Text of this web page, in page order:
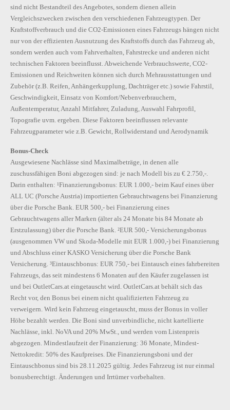
Netztrennwand
Pannenset
Parkscheinhalter
Radschrauben Standard
Rechtsverkehr
Rücksitzlehne 1/3 : 2/3 geteilt umlegbar
Rücksitzlehnen mit Fernentriegelung
Rückstrahler in den Türen vorne
Schaltung des DSG mittels Wippschalter
Scheibenbremsen vorn (Geomet D)
Scheibenbremsen vorne und hinten
Scheibenwaschdüsen vorne beheizbar
Schlüsselablagefach in der Mittelkonsole
Serviceanzeige 30000 km oder 2 Jahre ( variabel )
Servolenkung elektromechanisch
Servolenkung, geschwindigkeitsabhängig (Servotronic)
Spezielles Typschild für EG für M1-Pkw
Stabilisator vorn
Standard-Klimazonen
Start-Stop-System
Steckdose 12V im Gepäckraum
Steckdose 230V in der Mittelkonsole
Stoßfänger vorne mit Chromzierleiste
Tankklappenöffnung
Telefonvorbereitung für Handy
Teppich-Fußmatten
Tilgergewicht Lenkrad, XX HZ
Transportschutzfolie (Mindestschutz) mit zus.
sind nicht Bestandteil des Angebotes, sondern dienen allein
Vergleichszwecken zwischen den verschiedenen Fahrzeugtypen. Der
Kraftstoffverbrauch und die CO2-Emissionen eines Fahrzeugs hängen nicht
nur von der effizienten Ausnutzung des Kraftstoffs durch das Fahrzeug ab,
sondern werden auch vom Fahrverhalten, Fahrstrecke und anderen nicht
technischen Faktoren beeinflusst. Abweichende Verbrauchswerte, CO2-
Emissionen und Reichweiten können sich durch Mehrausstattungen und
Zubehör (z.B. Reifen, Anhängerkupplung, Dachträger etc.) sowie Fahrstil,
Geschwindigkeit, Einsatz von Komfort/Nebenverbrauchern,
Außentemperatur, Anzahl Mitfahrer, Zuladung, Auswahl Fahrprofil,
Topografie uvm. ergeben. Diese Faktoren beeinflussen relevante
Fahrzeugparameter wie z.B. Gewicht, Rollwiderstand und Aerodynamik
Bonus-Check
Ausgewiesene Nachlässe sind Maximalbeträge, in denen alle
zuschussfähigen Boni abgezogen sind: je nach Modell bis zu € 2.750,-.
Darin enthalten: ¹Finanzierungsbonus: EUR 1.000,- beim Kauf eines über
ALL UC (Porsche Austria) importierten Gebrauchtwagens bei Finanzierung
über die Porsche Bank. EUR 500,- bei Finanzierung eines
Gebrauchtwagens aller Marken (älter als 24 Monate bis 84 Monate ab
Erstzulassung) über die Porsche Bank. ²EUR 500,- Versicherungsbonus
(ausgenommen VW und Skoda-Modelle mit EUR 1.000,-) bei Finanzierung
und Abschluss einer KASKO Versicherung über die Porsche Bank
Versicherung. ³Eintauschbonus: EUR 750,- bei Eintausch eines fahrbereiten
Fahrzeugs, das seit mindestens 6 Monaten auf den Käufer zugelassen ist
und bei OutletCars.at eingetauscht wird. OutletCars.at behält sich das
Recht vor, den Bonus bei einem nicht qualifizierten Fahrzeug zu
verweigern. Wird kein Fahrzeug eingetauscht, muss der Bonus in voller
Höhe bezahlt werden. Die Boni sind unverbindliche, nicht kartellierte
Nachlässe, inkl. NoVA und 20% MwSt., und werden vom Listenpreis
abgezogen. Mindestlaufzeit der Finanzierung: 36 Monate, Mindest-
Nettokredit: 50% des Kaufpreises. Die Finanzierungsboni und der
Eintauschbonus sind bis 28.11.2025 gültig. Jedes Fahrzeug ist nur einmal
bonusberechtigt. Änderungen und Irrtümer vorbehalten.